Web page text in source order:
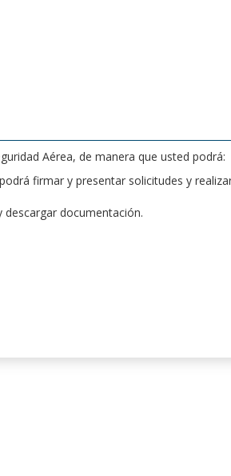
Aérea, de manera que usted podrá:
firmar y presentar solicitudes y
descargar documentación.